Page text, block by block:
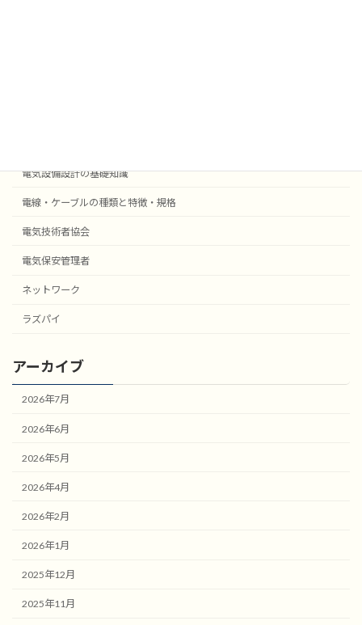
電気設備設計の基礎知識
電線・ケーブルの種類と特徴・規格
電気技術者協会
電気保安管理者
ネットワーク
ラズパイ
アーカイブ
2026年7月
2026年6月
2026年5月
2026年4月
2026年2月
2026年1月
2025年12月
2025年11月